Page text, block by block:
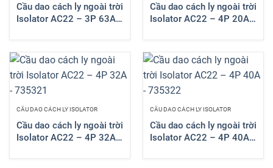
Cầu dao cách ly ngoài trời
Isolator AC22 – 3P 63A
Cầu dao cách ly ngoài trời
Isolator AC22 – 4P 20A
CẦU DAO CÁCH LY ISOLATOR
Cầu dao cách ly ngoài trời
Isolator AC22 – 4P 32A
CẦU DAO CÁCH LY ISOLATOR
Cầu dao cách ly ngoài trời
Isolator AC22 – 4P 40A